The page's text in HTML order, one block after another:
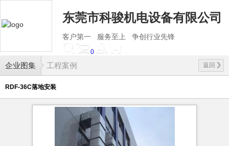
东莞市科骏机电设备有限公司
客户第一 服务至上 争创行业先锋
0
企业图集 返回
工程案例
RDF-36C落地安装